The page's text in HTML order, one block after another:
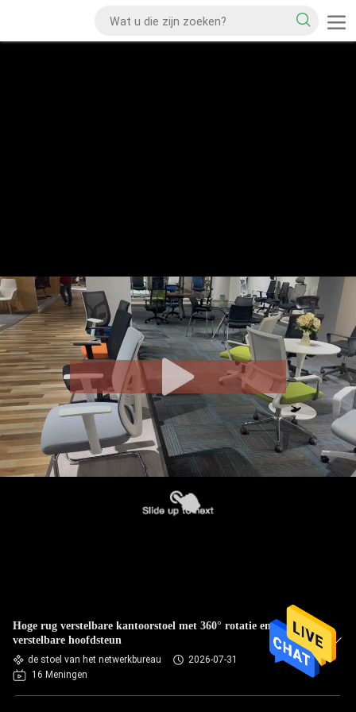
Hoge rug verstelbare kantoorstoel met 360° rotatie en
verstelbare hoofdsteun
de stoel van het netwerkbureau
2026-07-31
16 Meningen